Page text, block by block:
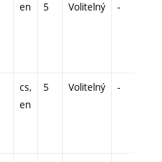
en 5 Volitelný -
cs,
en
5 Volitelný -